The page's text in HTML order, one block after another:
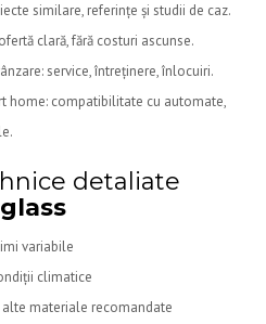
similare, referințe și studii de caz.
clară, fără costuri ascunse.
service, întreținere, înlocuiri.
home: compatibilitate cu automate,
detaliate
variabile
climatice
materiale recomandate